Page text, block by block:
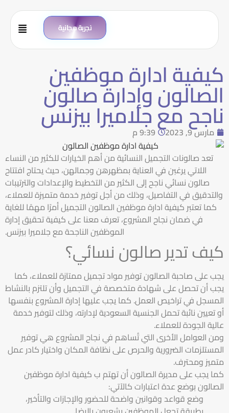
تجربة مجانية
كيفية ادارة موظفين
الصالون وإدارة صالون
ناجح مع جلاميرا بيزنس
مارس 9, 2023
9:39 م
تعد صالونات التجميل النسائية من أهم الخيارات للكثير من النساء
اللاتي يرغبن في العناية بمظهرهن وجمالهن، حيث يحتاج افتتاح
صالون نسائي ناجح إلى الكثير من التخطيط والإعدادات والترتيبات
والتدقيق في التفاصيل، وذلك من أجل توفير خدمة متميزة للعملاء،
كما تعتبر كيفية ادارة موظفين الصالون التجميل أمرًا مهمًا للغاية
في ضمان نجاح المشروع، تعرف معنا على كيفية تحقيق إدارة
الموظفين الناجحة مع جلاميرا بيزنس.
كيف تدير صالون نسائي؟
يجب على صاحبة الصالون توفير مواد تجميل ممتازة للعملاء، كما
يجب أن تحصل على شهادة متخصصة في التجميل وأن تلتزم بالنشاط
المسجل في تراخيص العمل. كما يجب عليها إدارة المشروع بنفسها
أو تعيين نائبة تحمل الجنسية السعودية لإدارته، وذلك لتوفير خدمة
عالية الجودة للعملاء.
ومن العوامل الأخرى التي تُساهم في نجاح المشروع هي توفير
المستلزمات الضرورية والحرص على نظافة المكان واختيار كادر عمل
متميز ومحترف.
كما يجب على مديرة الصالون أن تهتم ب كيفية ادارة موظفين
الصالون بوضع عدة اعتبارات كالآتي:
وضع قواعد وقوانين واضحة للحضور والإجازات والتأخير،